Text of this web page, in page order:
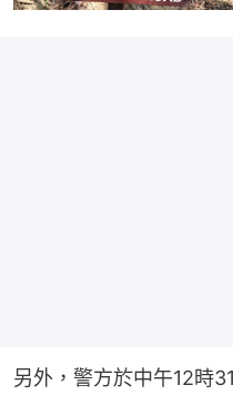
另外，警方於中午12時